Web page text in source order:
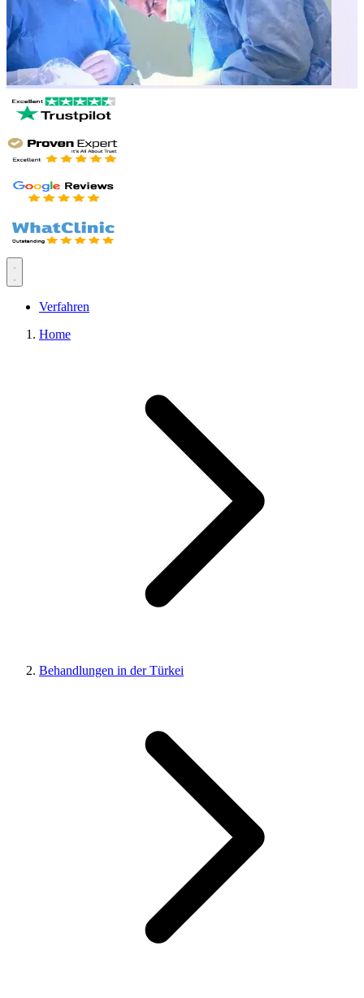
Verfahren
Home
Behandlungen in der Türkei